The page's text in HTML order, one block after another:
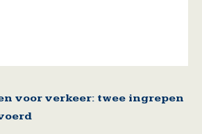
voor verkeer: twee ingrepen